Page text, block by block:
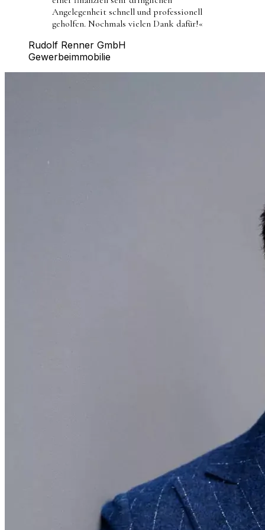
Angelegenheit schnell und professionell
geholfen. Nochmals vielen Dank dafür!«
Rudolf Renner GmbH
Gewerbeimmobilie